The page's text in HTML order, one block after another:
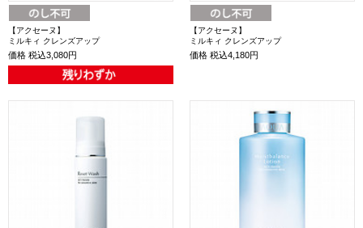
【アクセーヌ】
ミルキィ クレンズアップ
価格 税込3,080円
【アクセーヌ】
ミルキィ クレンズアップ
価格 税込4,180円